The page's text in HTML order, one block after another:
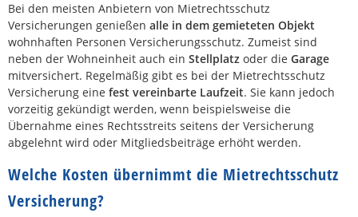
Bei den meisten Anbietern von Mietrechtsschutz
Versicherungen genießen alle in dem gemieteten Objekt
wohnhaften Personen Versicherungsschutz. Zumeist sind
neben der Wohneinheit auch ein Stellplatz oder die Garage
mitversichert. Regelmäßig gibt es bei der Mietrechtsschutz
Versicherung eine fest vereinbarte Laufzeit. Sie kann jedoch
vorzeitig gekündigt werden, wenn beispielsweise die
Übernahme eines Rechtsstreits seitens der Versicherung
abgelehnt wird oder Mitgliedsbeiträge erhöht werden.
Welche Kosten übernimmt die Mietrechtsschutz
Versicherung?